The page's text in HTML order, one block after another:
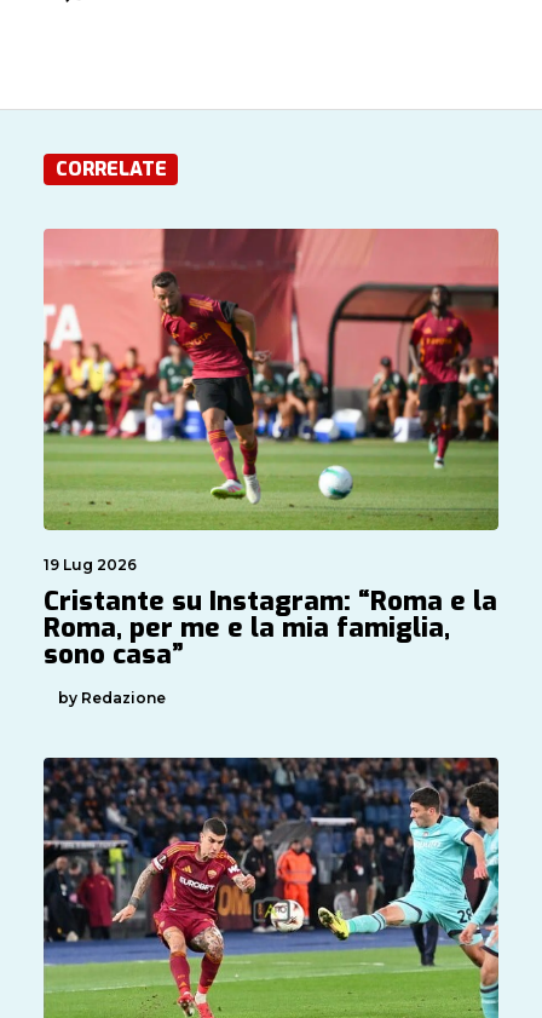
CORRELATE
19 Lug 2026
Cristante su Instagram: “Roma e la
Roma, per me e la mia famiglia,
sono casa”
by Redazione